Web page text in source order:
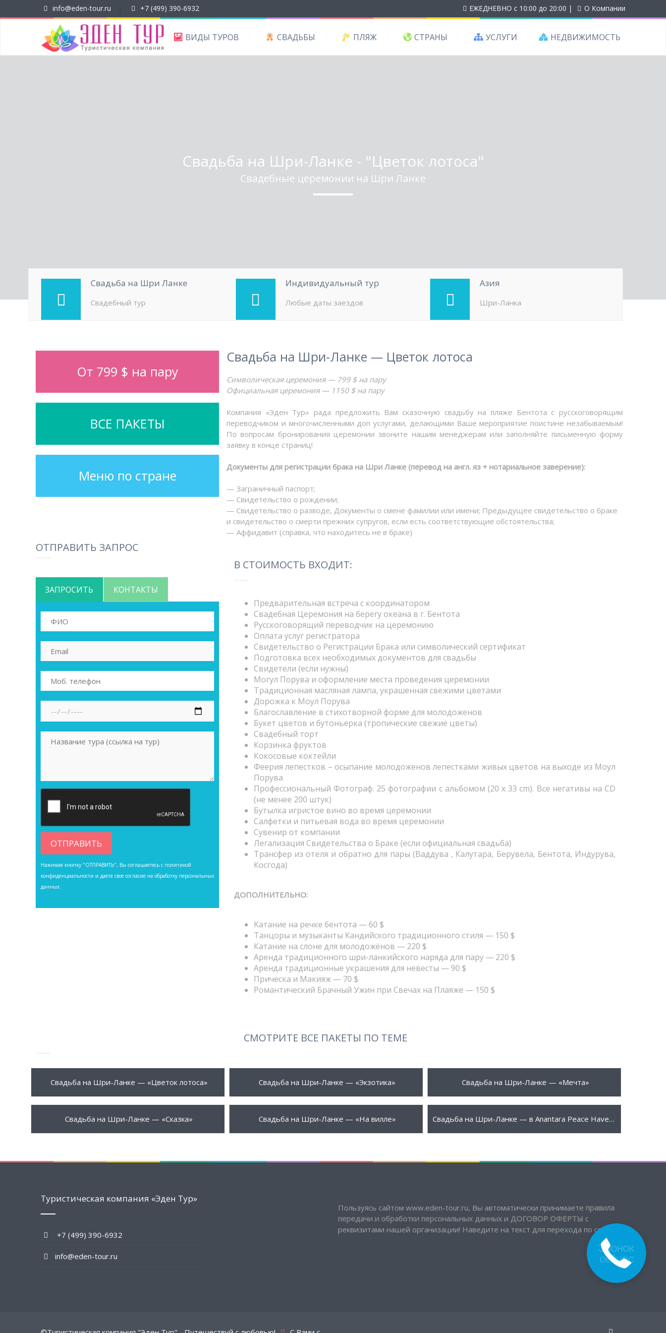
info@eden-tour.ru +7 (499) 390-6932 ЕЖЕДНЕВНО с 10:00 до 20:00 | О Компании
ВИДЫ ТУРОВ СВАДЬБЫ ПЛЯЖ СТРАНЫ УСЛУГИ НЕДВИЖИМОСТЬ
Свадьба на Шри-Ланке - "Цветок лотоса"
Свадебные церемонии на Шри Ланке
Свадьба на Шри Ланке
Свадебный тур
Индивидуальный тур
Любые даты заездов
Азия
Шри-Ланка
От 799 $ на пару
ВСЕ ПАКЕТЫ
Меню по стране
Свадьба на Шри-Ланке — Цветок лотоса
Символическая церемония — 799 $ на пару
Официальная церемония — 1150 $ на пару
Компания «Эден Тур» рада предложить Вам сказочную свадьбу на пляже Бентота с русскоговорящим
переводчиком и многочисленными доп услугами, делающими Ваше мероприятие поистине незабываемым!
По вопросам бронирования церемонии звоните нашим менеджерам или заполняйте письменную форму
заявку в конце страниц!
Документы для регистрации брака на Шри Ланке (перевод на англ. яз + нотариальное заверение):
— Заграничный паспорт;
— Свидетельство о рождении;
— Свидетельство о разводе, Документы о смене фамилии или имени; Предыдущее свидетельство о браке
и свидетельство о смерти прежних супругов, если есть соответствующие обстоятельства;
— Аффидавит (справка, что находитесь не в браке)
ОТПРАВИТЬ ЗАПРОС
ЗАПРОСИТЬ КОНТАКТЫ
Нажимая кнопку "ОТПРАВИТЬ", Вы соглашаетесь с политикой
конфиденциальности и даете свое согласие на обработку персональных
данных.
В СТОИМОСТЬ ВХОДИТ:
Предварительная встреча с координатором
Свадебная Церемония на берегу океана в г. Бентота
Русскоговорящий переводчик на церемонию
Оплата услуг регистратора
Свидетельство о Регистрации Брака или символический сертификат
Подготовка всех необходимых документов для свадьбы
Свидетели (если нужны)
Могул Порува и оформление места проведения церемонии
Традиционная масляная лампа, украшенная свежими цветами
Дорожка к Моул Порува
Благославление в стихотворной форме для молодоженов
Букет цветов и бутоньерка (тропические свежие цветы)
Свадебный торт
Корзинка фруктов
Кокосовые коктейли
Феерия лепестков – осыпание молодоженов лепестками живых цветов на выходе из Моул
Порува
Профессиональный Фотограф. 25 фотографии с альбомом (20 x 33 cm). Все негативы на CD
(не менее 200 штук)
Бутылка игристое вино во время церемонии
Салфетки и питьевая вода во время церемонии
Сувенир от компании
Легализация Свидетельства о Браке (если официальная свадьба)
Трансфер из отеля и обратно для пары (Ваддува , Калутара, Берувела, Бентота, Индурува,
Косгода)
ДОПОЛНИТЕЛЬНО:
Kaтание на речке бентота — 60 $
Танцоры и музыканты Кандийского традиционного стиля — 150 $
Катание на слоне для молодожёнов — 220 $
Аренда традиционного шри-ланкийского наряда для пару — 220 $
Аренда традиционные украшения для невесты — 90 $
Прическа и Макияж — 70 $
Романтический Брачный Ужин при Свечах на Плаяже — 150 $
СМОТРИТЕ ВСЕ ПАКЕТЫ ПО ТЕМЕ
799 $ ПОДРОБНЕЕ
Свадьба на Шри-Ланке — «Цветок лотоса» 999 $ ПОДРОБНЕЕ
Свадьба на Шри-Ланке — «Экзотика» 1250 $ ПОДРОБНЕЕ
Свадьба на Шри-Ланке — «Мечта»
1500 $ ПОДРОБНЕЕ
Свадьба на Шри-Ланке — «Сказка» 2310 $ ПОДРОБНЕЕ
Свадьба на Шри-Ланке — «На вилле» 2999 $ ПОДРОБНЕЕ Свадьба на Шри-Ланке — в Anantara Peace Haven Tangalle 5*
Туристическая компания «Эден Тур»
+7 (499) 390-6932
info@eden-tour.ru
Пользуясь сайтом www.eden-tour.ru, Вы автоматически принимаете правила
передачи и обработки персональных данных и ДОГОВОР ОФЕРТЫ с
реквизитами нашей организации! Наведите на текст для перехода по ссылке!